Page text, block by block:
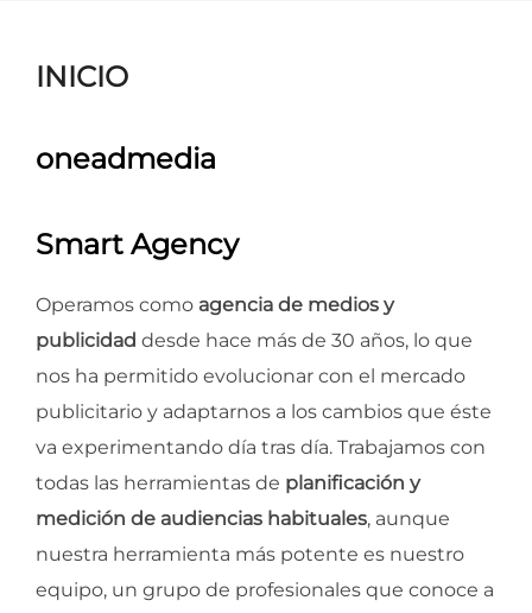
INICIO
oneadmedia
Smart Agency
Operamos como agencia de medios y
publicidad desde hace más de 30 años, lo que
nos ha permitido evolucionar con el mercado
publicitario y adaptarnos a los cambios que éste
va experimentando día tras día. Trabajamos con
todas las herramientas de planificación y
medición de audiencias habituales, aunque
nuestra herramienta más potente es nuestro
equipo, un grupo de profesionales que conoce a